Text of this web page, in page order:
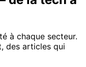
à chaque secteur.
des articles qui